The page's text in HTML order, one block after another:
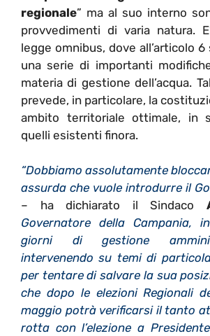
regionale” ma al suo interno
provvedimenti di varia natura.
legge omnibus, dove all’articolo
una serie di importanti
materia di gestione dell’acqua.
prevede, in particolare, la
ambito territoriale ottimale, in
quelli esistenti finora.
“Dobbiamo assolutamente
assurda che vuole introdurre il
– ha dichiarato il Sindaco
Governatore della Campania,
giorni di gestione
intervenendo su temi di
per tentare di salvare la sua
che dopo le elezioni Regionali
maggio potrà verificarsi il tanto
rotta con l’elezione a